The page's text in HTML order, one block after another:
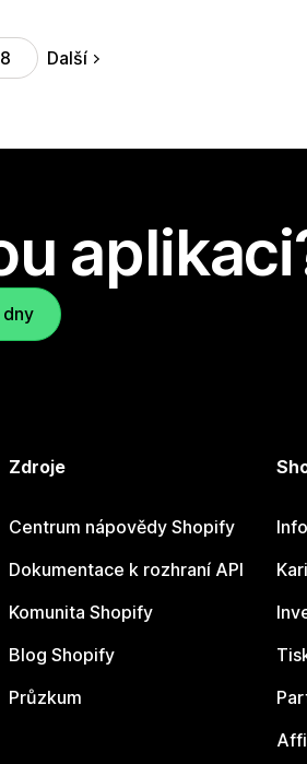
Další
Zdroje
Centrum nápovědy Shopify
Dokumentace k rozhraní API
Komunita Shopify
Blog Shopify
Průzkum